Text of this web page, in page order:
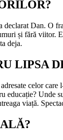
Dan. O
și fără viitor.
deja.
LIPSA
celor
educație?
viață.